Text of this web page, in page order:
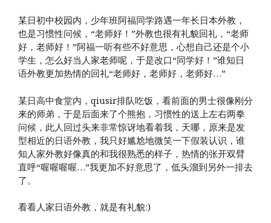
某日初中校园内，少年班阿福同学路遇一年长日本外教，
也是习惯性问候，“老师好！”外教也很有礼貌回礼，“老师
好，老师好！”阿福一听有些不好意思，心想自己还是个小
学生，怎么好当人家老师呢，于是改口“同学好！”谁知日
语外教更加热情的回礼“老师好，老师好，老师好…”
某日高中食堂内，qiusir排队吃饭，看前面的男士很像刚分
来的师弟，于是后面来了个熊抱，习惯性的送上左右两拳
问候，此人回过头来非常惊讶地看着我，天哪，原来是发
型相近的日语外教，我只好尴尬地微笑一下假装认识，谁
知人家外教好像真的和我很熟悉的样子，热情的张开双臂
直呼“喔喔喔喔…”我更加不好意思了，低头溜到另外一排去
了。
看看人家日语外教，就是有礼貌:)